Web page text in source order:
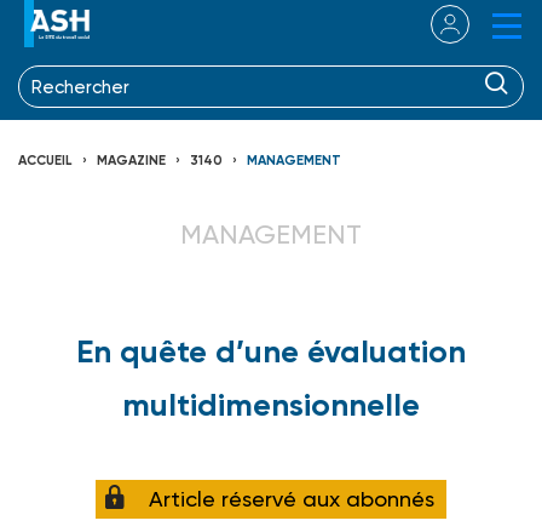
ACCUEIL MAGAZINE 3140 MANAGEMENT
MANAGEMENT
En quête d’une évaluation
multidimensionnelle
Article réservé aux abonnés